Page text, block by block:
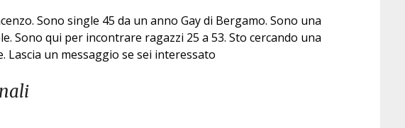
Sono single 45 da un anno Gay di Bergamo. Sono una
Sono qui per incontrare ragazzi 25 a 53. Sto cercando una
Lascia un messaggio se sei interessato